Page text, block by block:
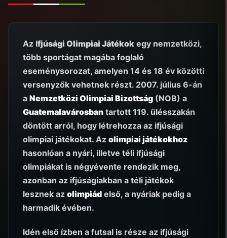
Az Ifjúsági Olimpiai Játékok egy nemzetközi,
több sportágat magába foglaló
eseménysorozat, amelyen 14 és 18 év közötti
versenyzők vehetnek részt. 2007. július 6-án
a Nemzetközi Olimpiai Bizottság (NOB) a
Guatemalavárosban tartott 119. ülésszakán
döntött arról, hogy létrehozza az ifjúsági
olimpiai játékokat. Az olimpiai játékokhoz
hasonlóan a nyári, illetve téli ifjúsági
olimpiákat is négyévente rendezik meg,
azonban az ifjúságiakban a téli játékok
lesznek az olimpiád első, a nyáriak pedig a
harmadik évében.
Idén első ízben a futsal is része az ifjúsági